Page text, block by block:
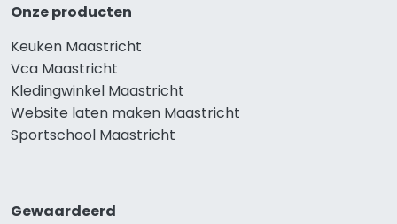
Onze producten
Keuken Maastricht
Vca Maastricht
Kledingwinkel Maastricht
Website laten maken Maastricht
Sportschool Maastricht
Gewaardeerd